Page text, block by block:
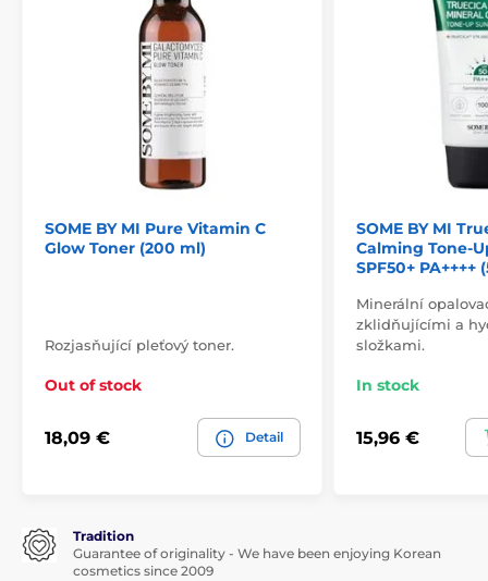
SOME BY MI Pure Vitamin C
Glow Toner (200 ml)
Rozjasňující pleťový toner.
Out of stock
18,09 € Detail
SOME BY MI
Calming Tone-
SPF50+ PA++++
Minerální
zklidňujícími a
složkami.
In stock
15,96 €
Tradition
Guarantee of originality - We have been enjoying Korean
cosmetics since 2009